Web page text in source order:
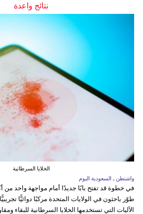
نتائج واعدة
الخلايا السرطانية
واشنطن ـ السعودية اليوم
في خطوة قد تفتح بابًا جديدًا أمام مواجهة واحد من
طوّر باحثون في الولايات المتحدة مركبًا دوائيًّا
الآليات التي تستخدمها الخلايا السرطانية للبقاء